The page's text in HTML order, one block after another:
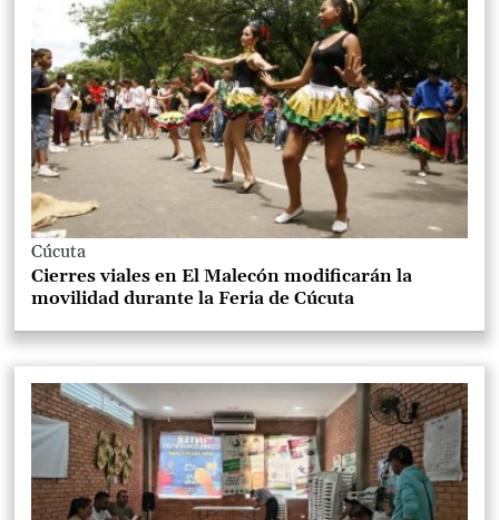
Cúcuta
Cierres viales en El Malecón modificarán la
movilidad durante la Feria de Cúcuta